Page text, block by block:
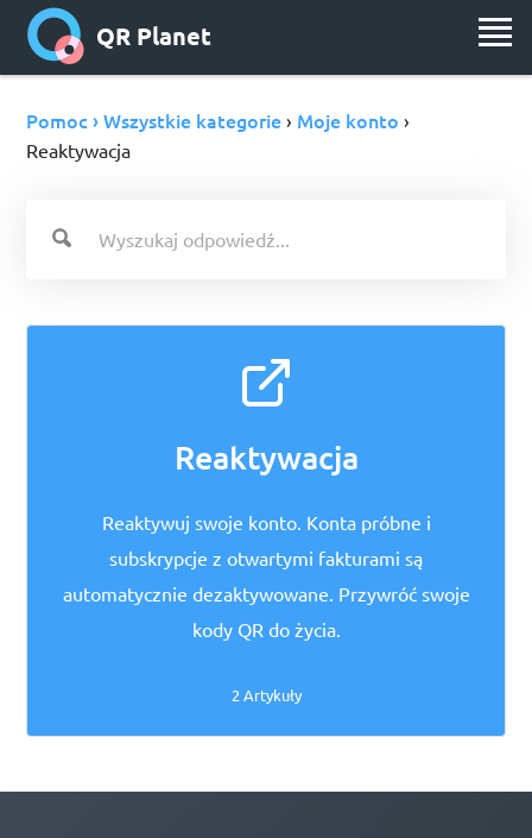
QR Planet
Pomoc › Wszystkie kategorie › Moje konto ›
Reaktywacja
Reaktywacja
Reaktywuj swoje konto. Konta próbne i
subskrypcje z otwartymi fakturami są
automatycznie dezaktywowane. Przywróć swoje
kody QR do życia.
2 Artykuły